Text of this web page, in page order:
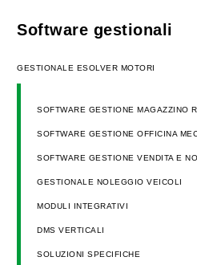
Software gestionali
GESTIONALE ESOLVER MOTORI
SOFTWARE GESTIONE MAGAZZINO
SOFTWARE GESTIONE OFFICINA
SOFTWARE GESTIONE VENDITA E
GESTIONALE NOLEGGIO VEICOLI
MODULI INTEGRATIVI
DMS VERTICALI
SOLUZIONI SPECIFICHE